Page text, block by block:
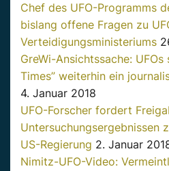
Chef des UFO-Programms
bislang offene Fragen zu
Verteidigungsministeriums
GreWi-Ansichtssache:
Times” weiterhin ein
4. Januar 2018
UFO-Forscher fordert
Untersuchungsergebnissen
US-Regierung 2. Januar
Nimitz-UFO-Video: